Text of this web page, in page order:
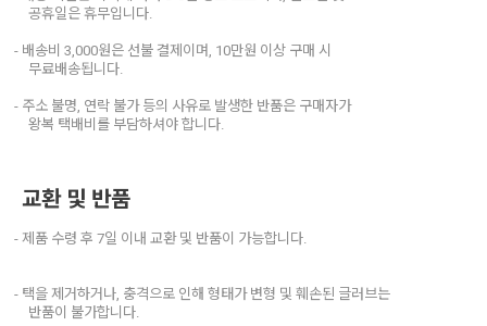
공휴일은 휴무입니다.
- 배송비 3,000원은 선불 결제이며, 10만원 이상 구매 시
무료배송됩니다.
- 주소 불명, 연락 불가 등의 사유로 발생한 반품은 구매자가
왕복 택배비를 부담하셔야 합니다.
교환 및 반품
- 제품 수령 후 7일 이내 교환 및 반품이 가능합니다.
- 택을 제거하거나, 충격으로 인해 형태가 변형 및 훼손된 글러브는
반품이 불가합니다.